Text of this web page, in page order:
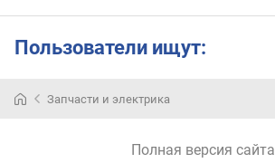
Пользователи ищут:
Запчасти и электрика
Полная версия сайта